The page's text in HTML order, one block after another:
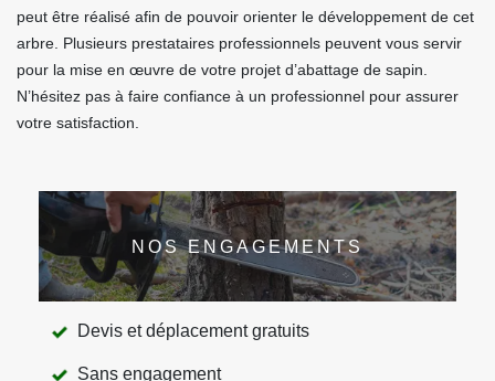
peut être réalisé afin de pouvoir orienter le développement de cet
arbre. Plusieurs prestataires professionnels peuvent vous servir
pour la mise en œuvre de votre projet d’abattage de sapin.
N’hésitez pas à faire confiance à un professionnel pour assurer
votre satisfaction.
NOS ENGAGEMENTS
Devis et déplacement gratuits
Sans engagement